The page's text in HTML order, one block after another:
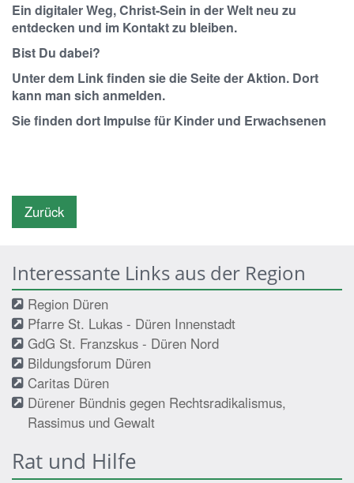
Ein digitaler Weg, Christ-Sein in der Welt neu zu
entdecken und im Kontakt zu bleiben.
Bist Du dabei?
Unter dem Link finden sie die Seite der Aktion. Dort
kann man sich anmelden.
Sie finden dort Impulse für Kinder und Erwachsenen
Zurück
Interessante Links aus der Region
Region Düren
Pfarre St. Lukas - Düren Innenstadt
GdG St. Franzskus - Düren Nord
Bildungsforum Düren
Caritas Düren
Dürener Bündnis gegen Rechtsradikalismus,
Rassimus und Gewalt
Rat und Hilfe